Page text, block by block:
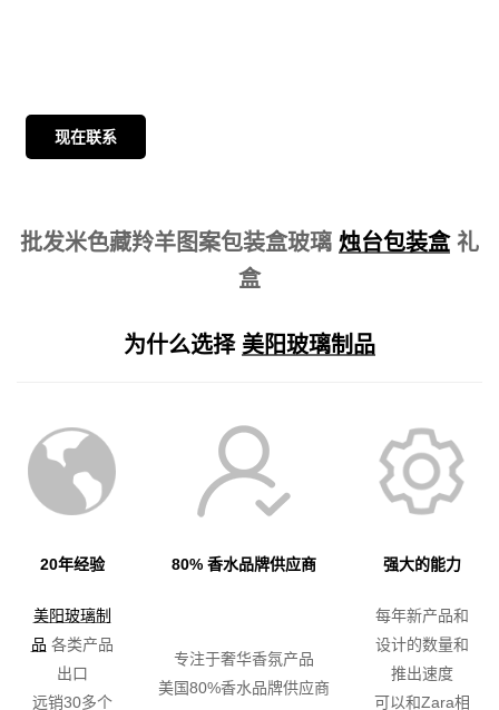
现在联系
批发米色藏羚羊图案包装盒玻璃 烛台包装盒礼
盒
为什么选择 美阳玻璃制品
20年经验 80% 香水品牌供应商 强大的能力
美阳玻璃制
品 各类产品
出口
远销30多个
专注于奢华香氛产品
美国80%香水品牌供应商
每年新产品和
设计的数量和
推出速度
可以和Zara相